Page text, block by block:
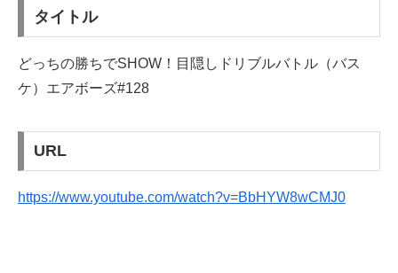
タイトル
どっちの勝ちでSHOW！目隠しドリブルバトル（バス
ケ）エアボーズ#128
URL
https://www.youtube.com/watch?v=BbHYW8wCMJ0